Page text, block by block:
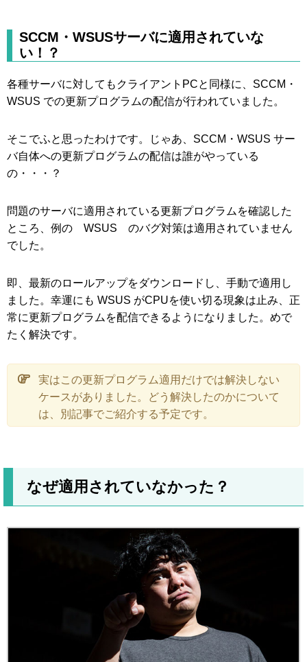
SCCM・WSUSサーバに適用されていな
い！？
各種サーバに対してもクライアントPCと同様に、SCCM・
WSUS での更新プログラムの配信が行われていました。
そこでふと思ったわけです。じゃあ、SCCM・WSUS サー
バ自体への更新プログラムの配信は誰がやっている
の・・・？
問題のサーバに適用されている更新プログラムを確認した
ところ、例の WSUS のバグ対策は適用されていません
でした。
即、最新のロールアップをダウンロードし、手動で適用し
ました。幸運にも WSUS がCPUを使い切る現象は止み、正
常に更新プログラムを配信できるようになりました。めで
たく解決です。
実はこの更新プログラム適用だけでは解決しない
ケースがありました。どう解決したのかについて
は、別記事でご紹介する予定です。
なぜ適用されていなかった？